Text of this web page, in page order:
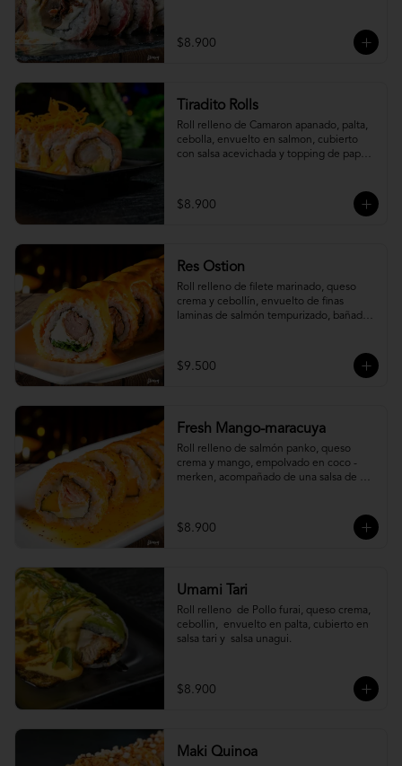
$8.900
Tiradito Rolls
Roll relleno de Camaron apanado, palta,
cebolla, envuelto en salmon, cubierto
con salsa acevichada y topping de papa
$8.900
Res Ostion
Roll relleno de filete marinado, queso
crema y cebollín, envuelto de finas
laminas de salmón tempurizado, bañada
$9.500
Fresh Mango-maracuya
Roll relleno de salmón panko, queso
crema y mango, empolvado en coco -
merken, acompañado de una salsa de
$8.900
Umami Tari
Roll relleno  de Pollo furai, queso crema,
cebollin,  envuelto en palta, cubierto en
salsa tari y  salsa unagui.
$8.900
Maki Quinoa